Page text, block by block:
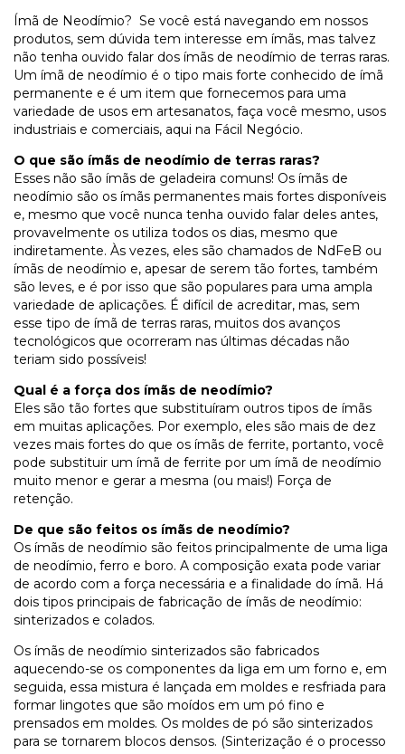
Ímã de Neodímio? Se você está navegando em nossos
produtos, sem dúvida tem interesse em ímãs, mas talvez
não tenha ouvido falar dos ímãs de neodímio de terras raras.
Um ímã de neodímio é o tipo mais forte conhecido de ímã
permanente e é um item que fornecemos para uma
variedade de usos em artesanatos, faça você mesmo, usos
industriais e comerciais, aqui na Fácil Negócio.
O que são ímãs de neodímio de terras raras?
Esses não são ímãs de geladeira comuns! Os ímãs de
neodímio são os ímãs permanentes mais fortes disponíveis
e, mesmo que você nunca tenha ouvido falar deles antes,
provavelmente os utiliza todos os dias, mesmo que
indiretamente. Às vezes, eles são chamados de NdFeB ou
ímãs de neodímio e, apesar de serem tão fortes, também
são leves, e é por isso que são populares para uma ampla
variedade de aplicações. É difícil de acreditar, mas, sem
esse tipo de ímã de terras raras, muitos dos avanços
tecnológicos que ocorreram nas últimas décadas não
teriam sido possíveis!
Qual é a força dos ímãs de neodímio?
Eles são tão fortes que substituíram outros tipos de ímãs
em muitas aplicações. Por exemplo, eles são mais de dez
vezes mais fortes do que os ímãs de ferrite, portanto, você
pode substituir um ímã de ferrite por um ímã de neodímio
muito menor e gerar a mesma (ou mais!) Força de
retenção.
De que são feitos os ímãs de neodímio?
Os ímãs de neodímio são feitos principalmente de uma liga
de neodímio, ferro e boro. A composição exata pode variar
de acordo com a força necessária e a finalidade do ímã. Há
dois tipos principais de fabricação de ímãs de neodímio:
sinterizados e colados.
Os ímãs de neodímio sinterizados são fabricados
aquecendo-se os componentes da liga em um forno e, em
seguida, essa mistura é lançada em moldes e resfriada para
formar lingotes que são moídos em um pó fino e
prensados em moldes. Os moldes de pó são sinterizados
para se tornarem blocos densos. (Sinterização é o processo